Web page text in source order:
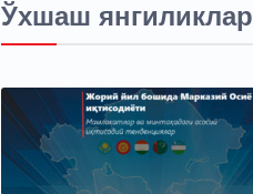
Ўхшаш янгиликлар